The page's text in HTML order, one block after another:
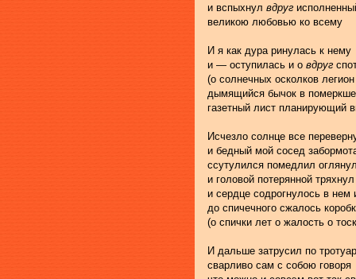
и вспыхнул вдруг
великою любовью ко всему
И я как дура ринулась к нему
и — оступилась и о вдруг
(о солнечных осколков легион
дымящийся бычок в
газетный лист планирующий
Исчезло солнце все
и бедный мой сосед
ссутулился помедлил
и головой потерянной тряхнул
и сердце содрогнулось в нем
до спичечного сжалось
(о спички лет о жалость о
И дальше затрусил по
сварливо сам с собою говоря